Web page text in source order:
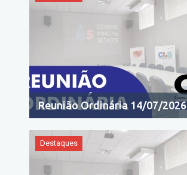
Reunião Ordinária 14/07/2026
Destaques